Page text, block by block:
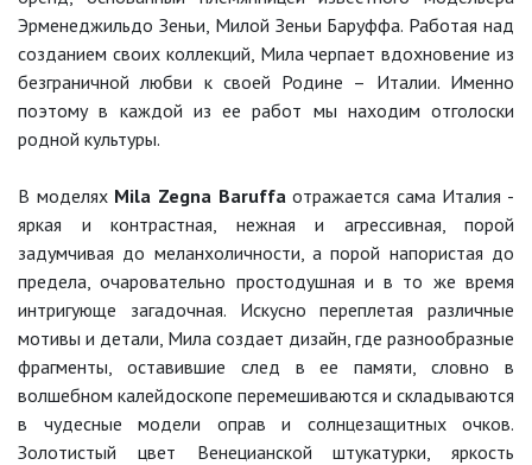
Эрменеджильдо Зеньи, Милой Зеньи Баруффа. Работая над
созданием своих коллекций, Мила черпает вдохновение из
безграничной любви к своей Родине – Италии. Именно
поэтому в каждой из ее работ мы находим отголоски
родной культуры.
В моделях Mila Zegna Baruffaотражается сама Италия -
яркая и контрастная, нежная и агрессивная, порой
задумчивая до меланхоличности, а порой напористая до
предела, очаровательно простодушная и в то же время
интригующе загадочная. Искусно переплетая различные
мотивы и детали, Мила создает дизайн, где разнообразные
фрагменты, оставившие след в ее памяти, словно в
волшебном калейдоскопе перемешиваются и складываются
в чудесные модели оправ и солнцезащитных очков.
Золотистый цвет Венецианской штукатурки, яркость